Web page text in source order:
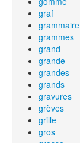
graf
grammaire
grammes
grand
grande
grandes
grands
gravures
grèves
grille
gros